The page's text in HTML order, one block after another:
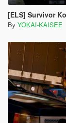
[ELS] Survivor
By YOKAI-KAISEE